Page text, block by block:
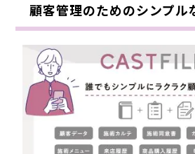
顧客管理のためのシンプル